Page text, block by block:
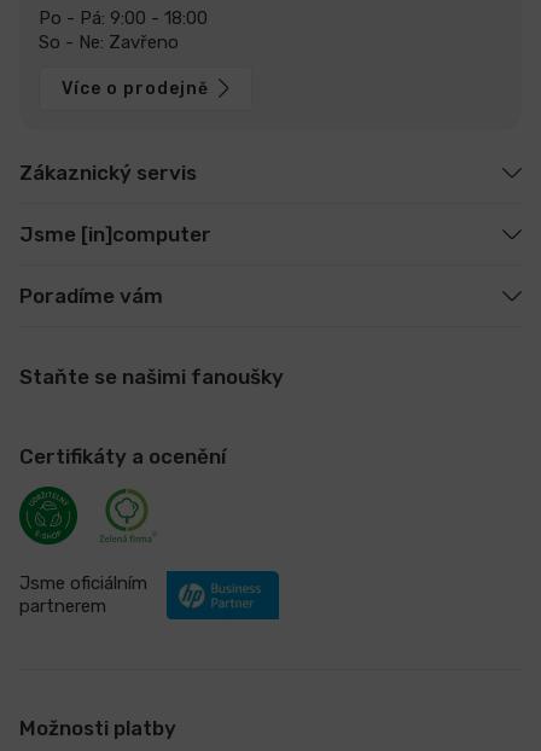
Po - Pá: 9:00 - 18:00
So - Ne: Zavřeno
Více o prodejně
Zákaznický servis
Jsme [in]computer
Poradíme vám
Staňte se našimi fanoušky
Certifikáty a ocenění
Jsme oficiálním
partnerem
Možnosti platby